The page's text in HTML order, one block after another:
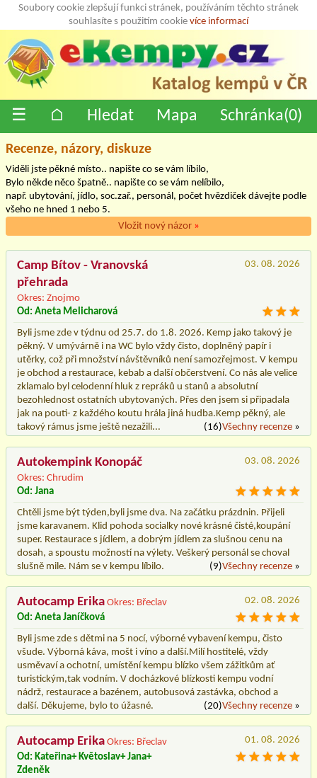
Soubory cookie zlepšují funkci stránek, používáním těchto stránek
souhlasíte s použitím cookie více informací
☰ ⌂ Hledat Mapa Schránka(0)
Recenze, názory, diskuze
Viděli jste pěkné místo.. napište co se vám líbilo,
Bylo někde něco špatně.. napište co se vám nelíbilo,
např. ubytování, jídlo, soc.zař., personál, počet hvězdiček dávejte podle
všeho ne hned 1 nebo 5.
Vložit nový názor »
Camp Bítov - Vranovská
přehrada
Okres: Znojmo
03. 08. 2026
Od: Aneta Melicharová
Byli jsme zde v týdnu od 25.7. do 1.8. 2026. Kemp jako takový je
pěkný. V umývárně i na WC bylo vždy čisto, doplněný papír i
utěrky, což při množství návštěvníků není samozřejmost. V kempu
je obchod a restaurace, kebab a další občerstvení. Co nás ale velice
zklamalo byl celodenní hluk z repráků u stanů a absolutní
bezohlednost ostatních ubytovaných. Přes den jsem si připadala
jak na pouti- z každého koutu hrála jiná hudba.Kemp pěkný, ale
takový rámus jsme ještě nezažili...
(16)Všechny recenze »
Autokempink Konopáč
Okres: Chrudim
03. 08. 2026
Od: Jana
Chtěli jsme být týden,byli jsme dva. Na začátku prázdnin. Přijeli
jsme karavanem. Klid pohoda socialky nové krásné čisté,koupání
super. Restaurace s jídlem, a dobrým jídlem za slušnou cenu na
dosah, a spoustu možností na výlety. Veškerý personál se choval
slušně mile. Nám se v kempu líbilo.
(9)Všechny recenze »
Autocamp Erika Okres: Břeclav
02. 08. 2026
Od: Aneta Janíčková
Byli jsme zde s dětmi na 5 nocí, výborné vybavení kempu, čisto
všude. Výborná káva, mošt i víno a další.Milí hostitelé, vždy
usměvaví a ochotní, umístění kempu blízko všem zážitkům ať
turistickým,tak vodním. V docházkové blízkosti kempu vodní
nádrž, restaurace a bazénem, autobusová zastávka, obchod a
další. Děkujeme, bylo to úžasné.
(20)Všechny recenze »
Autocamp Erika Okres: Břeclav
01. 08. 2026
Od: Kateřina+ Květoslav+ Jana+
Zdeněk